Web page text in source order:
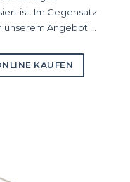
ist. Im Gegensatz
unserem Angebot ...
KAUFEN